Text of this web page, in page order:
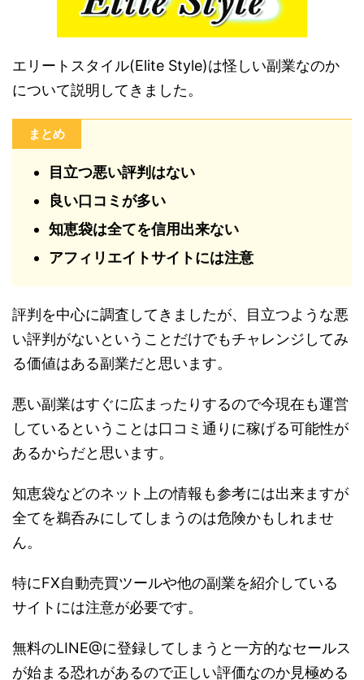
エリートスタイル(Elite Style)は怪しい副業なのか
について説明してきました。
まとめ
目立つ悪い評判はない
良い口コミが多い
知恵袋は全てを信用出来ない
アフィリエイトサイトには注意
評判を中心に調査してきましたが、目立つような悪
い評判がないということだけでもチャレンジしてみ
る価値はある副業だと思います。
悪い副業はすぐに広まったりするので今現在も運営
しているということは口コミ通りに稼げる可能性が
あるからだと思います。
知恵袋などのネット上の情報も参考には出来ますが
全てを鵜呑みにしてしまうのは危険かもしれませ
ん。
特にFX自動売買ツールや他の副業を紹介している
サイトには注意が必要です。
無料のLINE@に登録してしまうと一方的なセールス
が始まる恐れがあるので正しい評価なのか見極める